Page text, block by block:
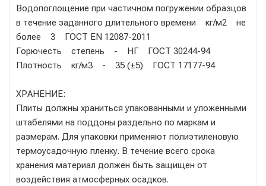
Водопоглощение при частичном погружении образцов
в течение заданного длительного времени кг/м2 не
более 3 ГОСТ EN 12087-2011
Горючесть степень - НГ ГОСТ 30244-94
Плотность кг/м3 - 35 (±5) ГОСТ 17177-94
ХРАНЕНИЕ:
Плиты должны храниться упакованными и уложенными
штабелями на поддоны раздельно по маркам и
размерам. Для упаковки применяют полиэтиленовую
термоусадочную пленку. В течение всего срока
хранения материал должен быть защищен от
воздействия атмосферных осадков.